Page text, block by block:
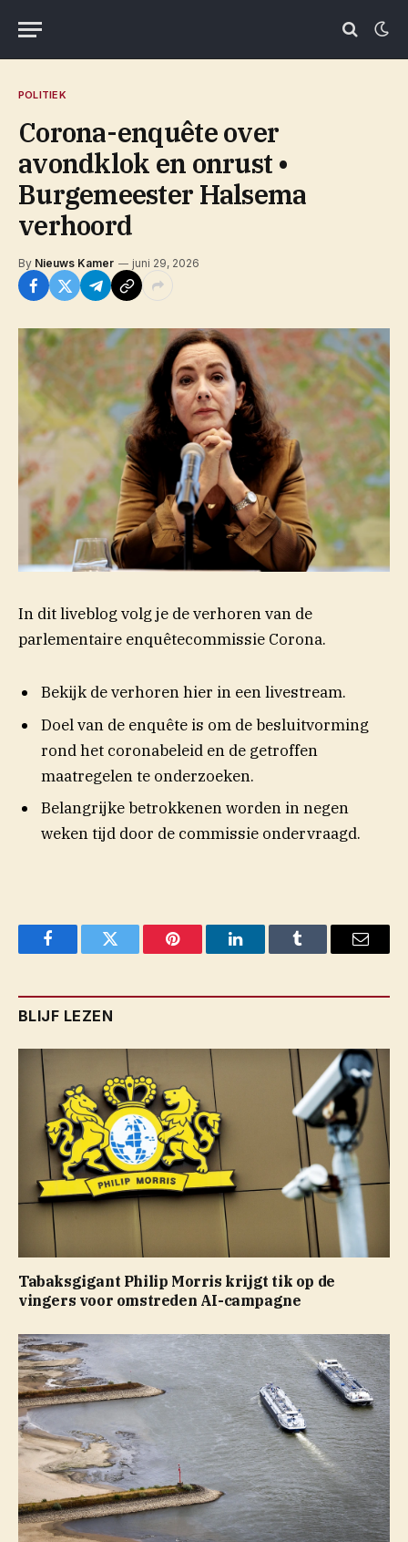
POLITIEK
Corona-enquête over
avondklok en onrust •
Burgemeester Halsema
verhoord
By Nieuws Kamer juni 29, 2026
In dit liveblog volg je de verhoren van de
parlementaire enquêtecommissie Corona.
Bekijk de verhoren hier in een livestream.
Doel van de enquête is om de besluitvorming
rond het coronabeleid en de getroffen
maatregelen te onderzoeken.
Belangrijke betrokkenen worden in negen
weken tijd door de commissie ondervraagd.
FacebookTwitter Pinterest LinkedInTumblr Email
BLIJF LEZEN
Tabaksgigant Philip Morris krijgt tik op de
vingers voor omstreden AI-campagne